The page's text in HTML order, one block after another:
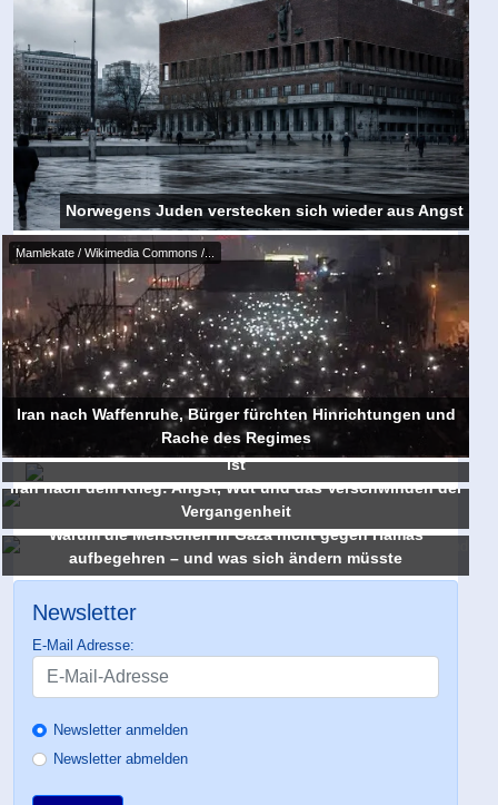
Norwegens Juden verstecken sich wieder aus Angst
Mamlekate / Wikimedia Commons /...
Iran nach Waffenruhe, Bürger fürchten Hinrichtungen und
Rache des Regimes
Ein alter Schacht zeigt wie tief die Furcht im Norden Israels
ist
Iran nach dem Krieg: Angst, Wut und das Verschwinden der
Vergangenheit
Warum die Menschen in Gaza nicht gegen Hamas
aufbegehren – und was sich ändern müsste
Newsletter
E-Mail Adresse:
Newsletter anmelden
Newsletter abmelden